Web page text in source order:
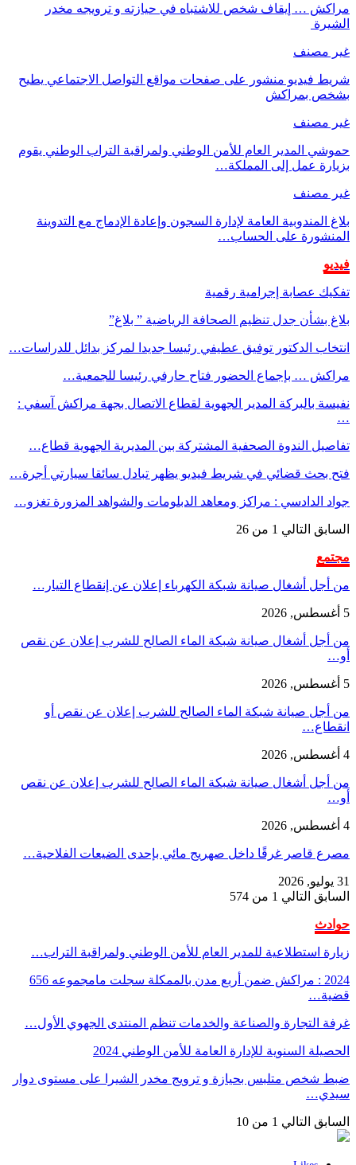
مراكش … إيقاف شخص للاشتباه في حيازته و ترويجه مخدر
الشيرة
غير مصنف
شريط فيديو منشور على صفحات مواقع التواصل الاجتماعي يطيح
بشخص بمراكش
غير مصنف
حموشي المدير العام للأمن الوطني ولمراقبة التراب الوطني يقوم
بزيارة عمل إلى المملكة…
غير مصنف
بلاغ المندوبية العامة لإدارة السجون وإعادة الإدماج مع التدوينة
المنشورة على الحساب…
فيديو
تفكيك عصابة إجرامية رقمية
بلاغ بشأن جدل تنظيم الصحافة الرياضية ” بلاغ”
انتخاب الدكتور توفيق عطيفي رئيسا جديدا لمركز بدائل للدراسات…
مراكش … بإجماع الحضور فتاح حارفي رئيسا للجمعية…
نفيسة بالبركة المدير الجهوية لقطاع الاتصال بجهة مراكش آسفي :
…
تفاصيل الندوة الصحفية المشتركة بين المديرية الجهوية قطاع…
فتح بحث قضائي في شريط فيديو يظهر تبادل سائقا سيارتي أجرة…
جواد الدادسي : مراكز ومعاهد الدبلومات والشواهد المزورة تغزو…
السابق التالي 1 من 26
مجتمع
من أجل أشغال صيانة شبكة الكهرباء إعلان عن إنقطاع التيار…
5 أغسطس, 2026
من أجل أشغال صيانة شبكة الماء الصالح للشرب إعلان عن نقص
أو…
5 أغسطس, 2026
من أجل صيانة شبكة الماء الصالح للشرب إعلان عن نقص أو
انقطاع…
4 أغسطس, 2026
من أجل أشغال صيانة شبكة الماء الصالح للشرب إعلان عن نقص
أو…
4 أغسطس, 2026
مصرع قاصر غرقًا داخل صهريج مائي بإحدى الضيعات الفلاحية…
31 يوليو, 2026
السابق التالي 1 من 574
حوادث
زيارة استطلاعية للمدير العام للأمن الوطني ولمراقبة التراب…
2024 : مراكش ضمن أربع مدن بالممكلة سجلت مامجموعه 656
قضية…
غرفة التجارة والصناعة والخدمات تنظم المنتدى الجهوي الأول…
الحصيلة السنوية للإدارة العامة للأمن الوطني 2024
ضبط شخص متلبس بحيازة و ترويج مخدر الشيرا على مستوى دوار
سيدي…
السابق التالي 1 من 10